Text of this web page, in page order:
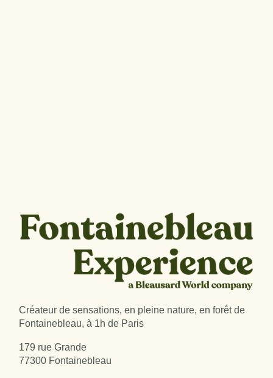
Créateur de sensations, en pleine nature, en forêt de
Fontainebleau, à 1h de Paris
179 rue Grande
77300 Fontainebleau